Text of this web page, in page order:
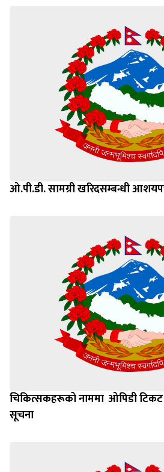
ओ.पी.डी. सामग्री खरिदसम्बन्धी
चिकित्सकहरूको नाममा ‌‍‌ ओपिडी टिकट
सूचना